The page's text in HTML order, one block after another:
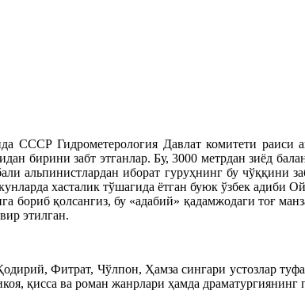
СССР Гидрометерология Давлат комитети раиси
бирини забт этганлар. Бу, 3000 метрдан зиёд
альпинистлардан иборат гуруҳнинг бу чўққини
хасталик тўшагида ётган буюк ўзбек адиби
қолсангиз, бу «адабий» қадамжодаги тоғ
этилган.
Фитрат, Чўлпон, Ҳамза сингари устозлар
қисса ва роман жанрлари ҳамда